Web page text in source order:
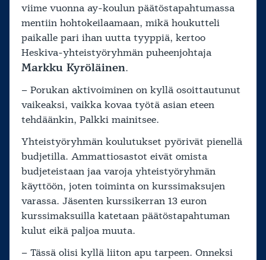
viime vuonna ay-koulun päätöstapahtumassa
mentiin hohtokeilaamaan, mikä houkutteli
paikalle pari ihan uutta tyyppiä, kertoo
Heskiva-yhteistyöryhmän puheenjohtaja
Markku Kyröläinen.
– Porukan aktivoiminen on kyllä osoittautunut
vaikeaksi, vaikka kovaa työtä asian eteen
tehdäänkin, Palkki mainitsee.
Yhteistyöryhmän koulutukset pyörivät pienellä
budjetilla. Ammattiosastot eivät omista
budjeteistaan jaa varoja yhteistyöryhmän
käyttöön, joten toiminta on kurssimaksujen
varassa. Jäsenten kurssikerran 13 euron
kurssimaksuilla katetaan päätöstapahtuman
kulut eikä paljoa muuta.
– Tässä olisi kyllä liiton apu tarpeen. Onneksi